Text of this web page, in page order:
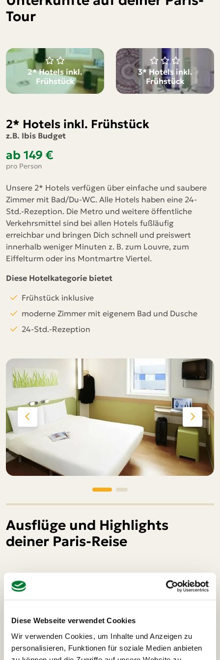
Diese Webseite verwendet Cookies
Wir verwenden Cookies, um Inhalte und Anzeigen zu
personalisieren, Funktionen für soziale Medien anbieten
Tour
2* Hotels inkl.
Frühstück
3* Hotels inkl.
Frühstück
2* Hotels inkl. Frühstück
z.B. Ibis Budget
ab 149 €
pro Person
Unsere 2* Hotels verfügen über einfache und saubere
Zimmer mit Bad/Du-WC. Alle Hotels haben eine 24-
Std.-Rezeption. Die Metro und weitere öffentliche
Verkehrsmittel sind bei allen Hotels fußläufig
erreichbar und bringen Dich schnell und preiswert
innerhalb weniger Minuten z. B. zum Louvre, zum
Eiffelturm oder ins Montmartre Viertel.
Diese Hotelkategorie bietet
Frühstück inklusive
moderne Zimmer mit eigenem Bad und Dusche
24-Std.-Rezeption
Ausflüge und Highlights
deiner Paris-Reise
Bootsfahrt auf der Seine Paris
Bootsfahrt auf der Seine Paris
Ein unvergessliches Erlebnis ist unsere Bootsfahrt auf